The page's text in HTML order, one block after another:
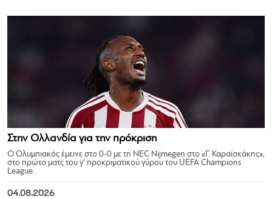
Στην Ολλανδία για την πρόκριση
Ο Ολυμπιακός έμεινε στο 0-0 με τη NEC Nijmegen στο «Γ. Καραϊσκάκης»,
στο πρώτο ματς του γ’ προκριματικού γύρου του UEFA Champions
League.
04.08.2026